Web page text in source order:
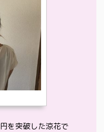
を突破した涼花で